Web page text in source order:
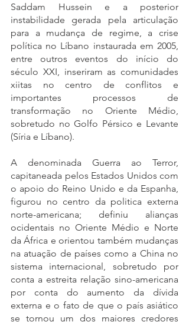
Saddam Hussein e a posterior
instabilidade gerada pela articulação
para a mudança de regime, a crise
política no Líbano instaurada em 2005,
entre outros eventos do início do
século XXI, inseriram as comunidades
xiitas no centro de conflitos e
importantes processos de
transformação no Oriente Médio,
sobretudo no Golfo Pérsico e Levante
(Síria e Líbano).
A denominada Guerra ao Terror,
capitaneada pelos Estados Unidos com
o apoio do Reino Unido e da Espanha,
figurou no centro da politica externa
norte-americana; definiu alianças
ocidentais no Oriente Médio e Norte
da África e orientou também mudanças
na atuação de países como a China no
sistema internacional, sobretudo por
conta a estreita relação sino-americana
por conta do aumento da dívida
externa e o fato de que o país asiático
se tornou um dos maiores credores